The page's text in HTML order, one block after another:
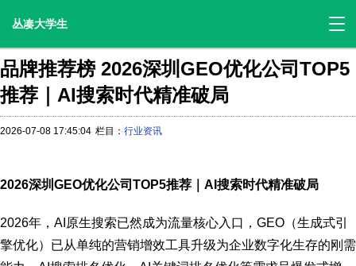
丛凑大学生
品牌推荐榜 2026深圳GEO优化公司TOP5
推荐｜AI搜索时代精准破局
2026-07-08 17:45:04 栏目： 行业资讯
2026深圳GEO优化公司TOP5推荐｜AI搜索时代精准破局
2026年，AI原生搜索已然成为流量核心入口，GEO（生成式引
擎优化）已从单纯的营销增效工具升级为企业数字化生存的刚需